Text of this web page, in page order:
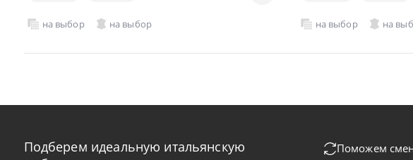
на выбор на выбор на выбор на
Подберем идеальную итальянскую
Поможем